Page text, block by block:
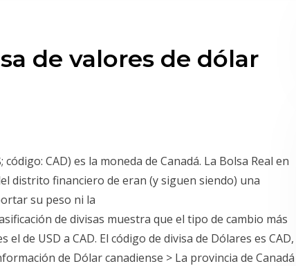
de valores de dólar
CAD) es la moneda de Canadá. La Bolsa Real en
distrito financiero de eran (y siguen siendo) una
su peso ni la
de divisas muestra que el tipo de cambio más
de USD a CAD. El código de divisa de Dólares es CAD,
de Dólar canadiense > La provincia de Canadá